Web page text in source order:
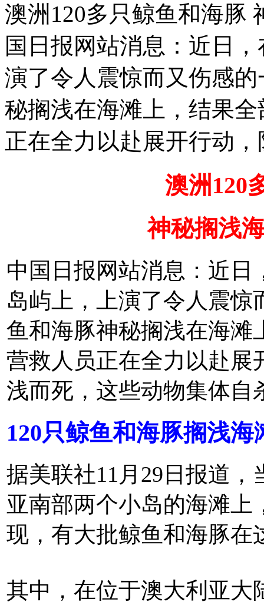
澳洲120多只鲸鱼和海豚
国日报网站消息：近日
演了令人震惊而又伤感
秘搁浅在海滩上，结果
正在全力以赴展开行动
澳洲120
神秘搁浅
中国日报网站消息：近日
岛屿上，上演了令人震惊
鱼和海豚神秘搁浅在海滩
营救人员正在全力以赴展
浅而死，这些动物集体自
120只鲸鱼和海豚搁浅海
据美联社11月29日报道，
亚南部两个小岛的海滩上
现，有大批鲸鱼和海豚在
其中，在位于澳大利亚大